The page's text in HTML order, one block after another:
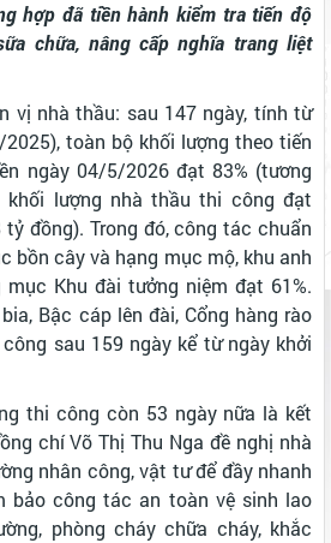
hợp đã tiền hành kiểm tra tiến độ
chữa, nâng cấp nghĩa trang liệt
vị nhà thầu: sau 147 ngày, tính từ
toàn bộ khối lượng theo tiến
ngày 04/5/2026 đạt 83% (tương
khối lượng nhà thầu thi công đạt
tỷ đồng). Trong đó, công tác chuẩn
bồn cây và hạng mục mộ, khu anh
mục Khu đài tưởng niệm đạt 61%.
Bậc cáp lên đài, Cổng hàng rào
sau 159 ngày kể từ ngày khởi
thi công còn 53 ngày nữa là kết
chí Võ Thị Thu Nga đề nghị nhà
nhân công, vật tư để đầy nhanh
bảo công tác an toàn vệ sinh lao
phòng cháy chữa cháy, khắc